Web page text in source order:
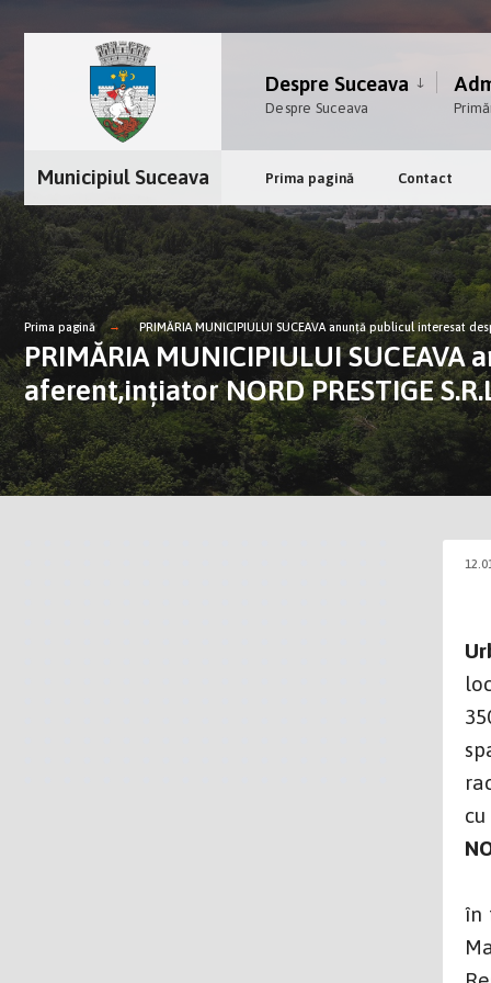
Despre Suceava
Despre Suceava
Municipiul Suceava Prima pagină Contact
Prima pagină PRIMĂRIA MUNICIPIULUI SUCEAVA anunţă publicul interesat
PRIMĂRIA MUNICIPIULUI
aferent,ințiator NORD PRESTIGE
în